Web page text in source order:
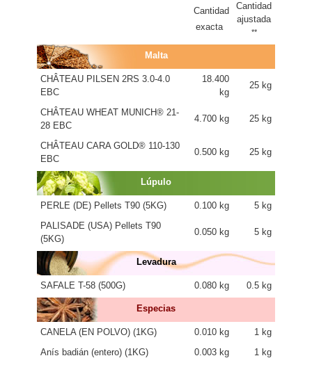
Cantidad
exacta
Cantidad
ajustada
**
Malta
CHÂTEAU PILSEN 2RS 3.0-4.0
EBC
18.400
kg
25 kg
CHÂTEAU WHEAT MUNICH® 21-
28 EBC
4.700 kg 25 kg
CHÂTEAU CARA GOLD® 110-130
EBC
0.500 kg 25 kg
Lúpulo
PERLE (DE) Pellets T90 (5KG) 0.100 kg
5 kg
PALISADE (USA) Pellets T90
(5KG)
0.050 kg 5 kg
Levadura
SAFALE T-58 (500G) 0.080 kg 0.5 kg
Especias
CANELA (EN POLVO) (1KG) 0.010 kg
1 kg
Anís badián (entero) (1KG)
0.003 kg 1 kg